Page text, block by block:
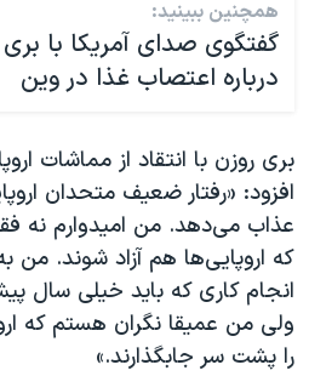
همچنین ببینید:
گفتگوی صدای آمریکا با بری
درباره اعتصاب غذا در وین
بری روزن با انتقاد از مماشات
افزود: «رفتار ضعیف متحدان
عذاب می‌دهد. من امیدوارم نه
که اروپایی‌ها هم آزاد شوند. من
انجام کاری که باید خیلی سال
ولی من عمیقا نگران هستم که
را پشت سر جابگذارند.»